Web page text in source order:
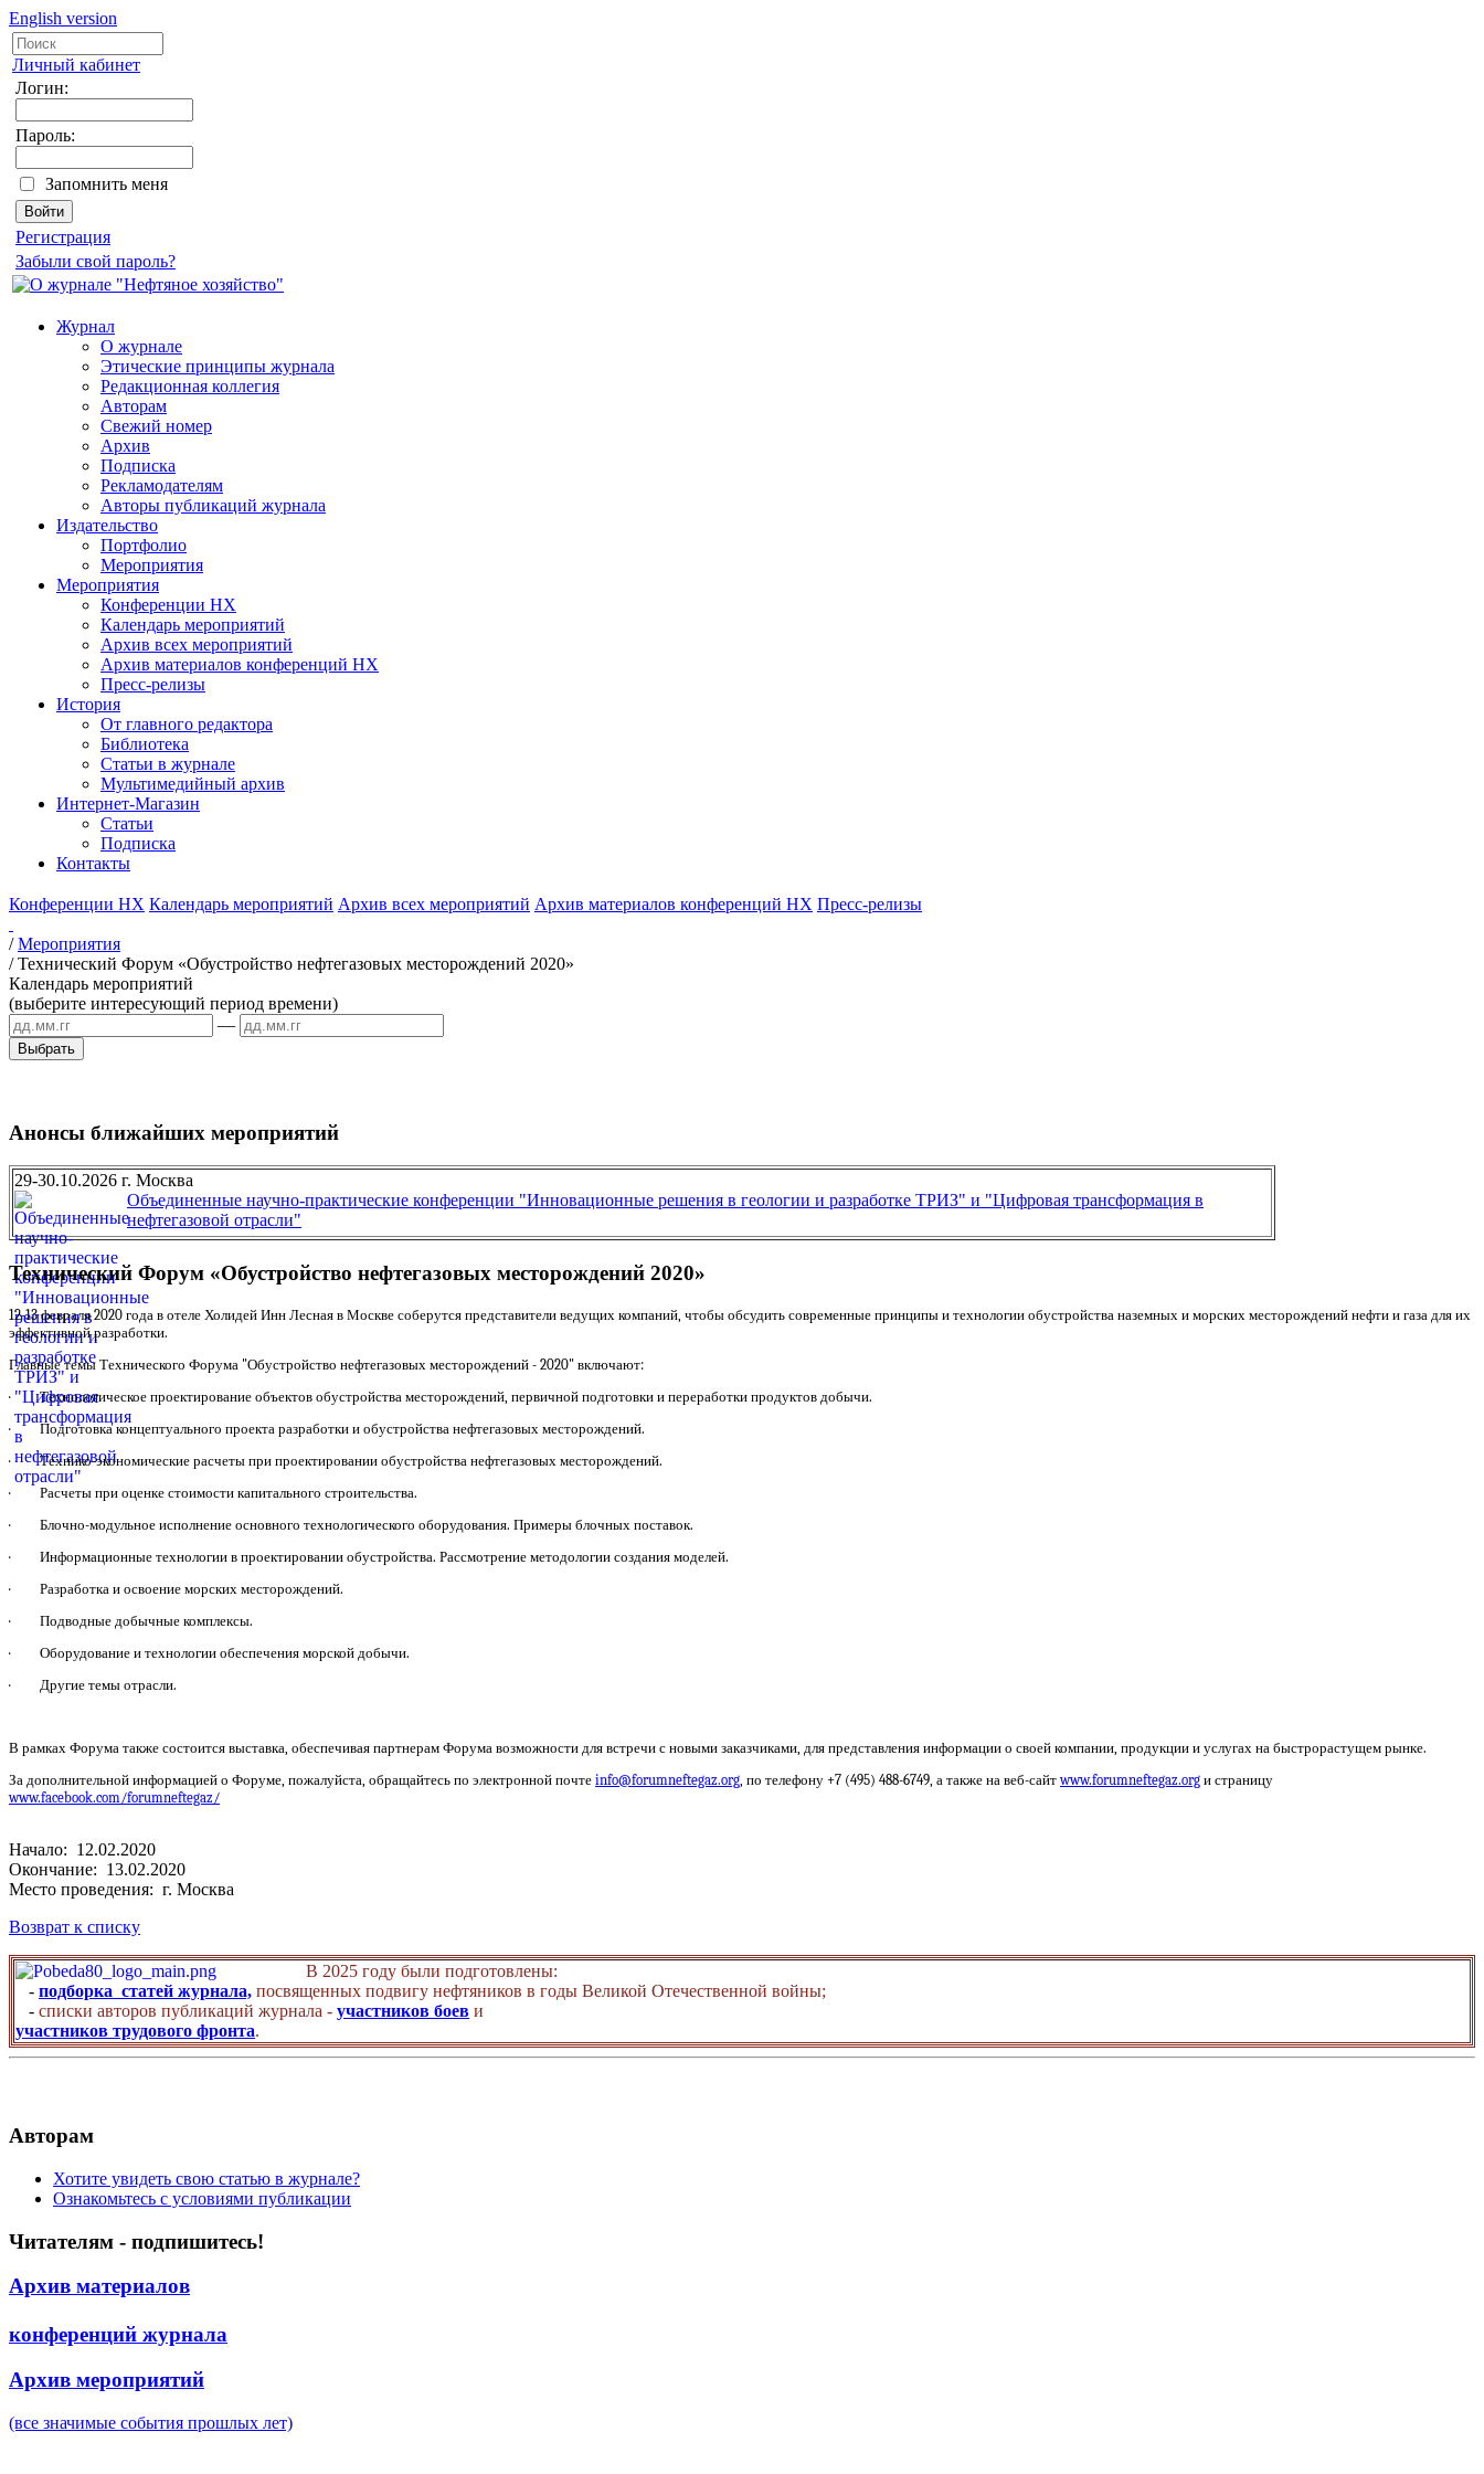
English version
Личный кабинет
Логин:
Пароль:
Запомнить меня
Регистрация
Забыли свой пароль?
Журнал
О журнале
Этические принципы журнала
Редакционная коллегия
Авторам
Свежий номер
Архив
Подписка
Рекламодателям
Авторы публикаций журнала
Издательство
Портфолио
Мероприятия
Мероприятия
Конференции НХ
Календарь мероприятий
Архив всех мероприятий
Архив материалов конференций НХ
Пресс-релизы
История
От главного редактора
Библиотека
Статьи в журнале
Мультимедийный архив
Интернет-Магазин
Статьи
Подписка
Контакты
Конференции НХ Календарь мероприятий Архив всех мероприятий Архив материалов конференций НХ Пресс-релизы
/Мероприятия
/Технический Форум «Обустройство нефтегазовых месторождений 2020»
Календарь мероприятий
(выберите интересующий период времени)
—
Анонсы ближайших мероприятий
29-30.10.2026 г. Москва
Объединенные научно-практические конференции "Инновационные решения в геологии и разработке ТРИЗ" и "Цифровая трансформация в
нефтегазовой отрасли"
Технический Форум «Обустройство нефтегазовых месторождений 2020»
12-13 февраля 2020 года в отеле Холидей Инн Лесная в Москве соберутся представители ведущих компаний, чтобы обсудить современные принципы и технологии обустройства наземных и морских месторождений нефти и газа для их
эффективной разработки.
Главные темы Технического Форума "Обустройство нефтегазовых месторождений - 2020" включают:
· Технологическое проектирование объектов обустройства месторождений, первичной подготовки и переработки продуктов добычи.
· Подготовка концептуального проекта разработки и обустройства нефтегазовых месторождений.
· Технико-экономические расчеты при проектировании обустройства нефтегазовых месторождений.
· Расчеты при оценке стоимости капитального строительства.
· Блочно-модульное исполнение основного технологического оборудования. Примеры блочных поставок.
· Информационные технологии в проектировании обустройства. Рассмотрение методологии создания моделей.
· Разработка и освоение морских месторождений.
· Подводные добычные комплексы.
· Оборудование и технологии обеспечения морской добычи.
· Другие темы отрасли.
В рамках Форума также состоится выставка, обеспечивая партнерам Форума возможности для встречи с новыми заказчиками, для представления информации о своей компании, продукции и услугах на быстрорастущем рынке.
За дополнительной информацией о Форуме, пожалуйста, обращайтесь по электронной почте info@forumneftegaz.org , по телефону +7 (495) 488-6749, а также на веб-сайтwww.forumneftegaz.org и страницу
www.facebook.com/forumneftegaz/
Начало: 12.02.2020
Окончание: 13.02.2020
Место проведения: г. Москва
Возврат к списку
В 2025 году были подготовлены:
- подборка статей журнала, посвященных подвигу нефтяников в годы Великой Отечественной войны;
- списки авторов публикаций журнала - участников боев и
участников трудового фронта.
Авторам
Хотите увидеть свою статью в журнале?
Ознакомьтесь с условиями публикации
Читателям - подпишитесь!
Архив материалов
конференций журнала
Архив мероприятий
(все значимые события прошлых лет)